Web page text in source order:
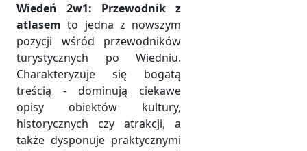
Wiedeń 2w1: Przewodnik z
atlasem to jedna z nowszym
pozycji wśród przewodników
turystycznych po Wiedniu.
Charakteryzuje się bogatą
treścią - dominują ciekawe
opisy obiektów kultury,
historycznych czy atrakcji, a
także dysponuje praktycznymi